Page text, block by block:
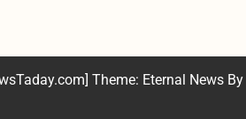
Theme: Eternal News By